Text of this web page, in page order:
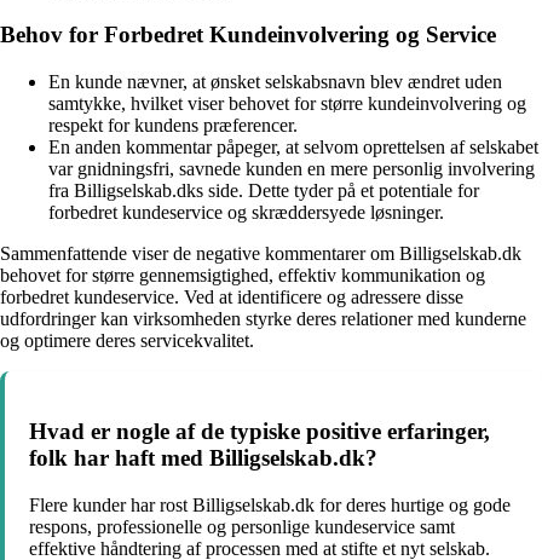
Behov for Forbedret Kundeinvolvering og Service
En kunde nævner, at ønsket selskabsnavn blev ændret uden
samtykke, hvilket viser behovet for større kundeinvolvering og
respekt for kundens præferencer.
En anden kommentar påpeger, at selvom oprettelsen af selskabet
var gnidningsfri, savnede kunden en mere personlig involvering
fra Billigselskab.dks side. Dette tyder på et potentiale for
forbedret kundeservice og skræddersyede løsninger.
Sammenfattende viser de negative kommentarer om Billigselskab.dk
behovet for større gennemsigtighed, effektiv kommunikation og
forbedret kundeservice. Ved at identificere og adressere disse
udfordringer kan virksomheden styrke deres relationer med kunderne
og optimere deres servicekvalitet.
Hvad er nogle af de typiske positive erfaringer,
folk har haft med Billigselskab.dk?
Flere kunder har rost Billigselskab.dk for deres hurtige og gode
respons, professionelle og personlige kundeservice samt
effektive håndtering af processen med at stifte et nyt selskab.